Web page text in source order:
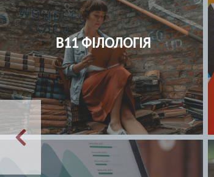
І7 ТЕРАПІЯ ТА РЕАБІЛІТАЦІЯ